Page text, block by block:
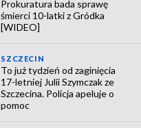
Prokuratura bada sprawę
śmierci 10-latki z Gródka
[WIDEO]
SZCZECIN
To już tydzień od zaginięcia
17-letniej Julii Szymczak ze
Szczecina. Policja apeluje o
pomoc